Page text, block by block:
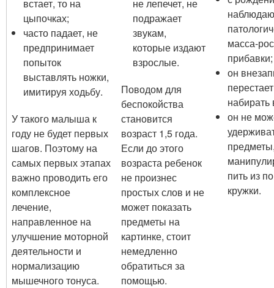
встает, то на
цыпочках;
часто падает, не
предпринимает
попыток
выставлять ножки,
имитируя ходьбу.
У такого малыша к
году не будет первых
шагов. Поэтому на
самых первых этапах
важно проводить его
комплексное
лечение,
направленное на
улучшение моторной
деятельности и
нормализацию
мышечного тонуса.
не лепечет, не
подражает
звукам,
которые издают
взрослые.
Поводом для
беспокойства
становится
возраст 1,5 года.
Если до этого
возраста ребенок
не произнес
простых слов и не
может показать
предметы на
картинке, стоит
немедленно
обратиться за
помощью.
масса-
прибавки;
он
набирать
он не
пить из
кружки.